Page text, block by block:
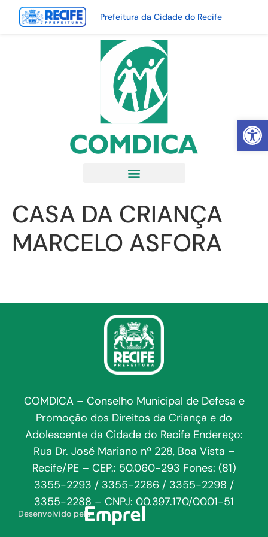
Abrir
Prefeitura da Cidade do Recife
CASA DA CRIANÇA
MARCELO ASFORA
COMDICA – Conselho Municipal de Defesa e
Promoção dos Direitos da Criança e do
Adolescente da Cidade do Recife Endereço:
Rua Dr. José Mariano nº 228, Boa Vista –
Recife/PE – CEP.: 50.060-293 Fones: (81)
3355-2293 / 3355-2286 / 3355-2298 /
3355-2288 – CNPJ: 00.397.170/0001-51
Desenvolvido pela